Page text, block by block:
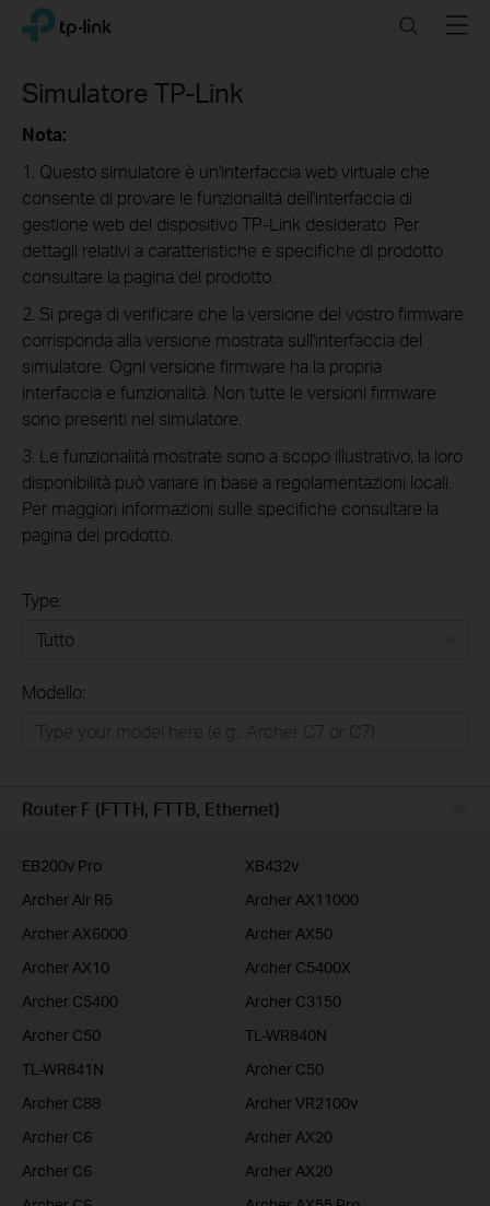
Click
navigation
TP-Link, Reliably Smart SearchMenu
Simulatore TP-Link
Nota:
1. Questo simulatore è un'interfaccia web virtuale che
consente di provare le funzionalità dell'interfaccia di
gestione web del dispositivo TP-Link desiderato. Per
dettagli relativi a caratteristiche e specifiche di prodotto
consultare la pagina del prodotto.
2. Si prega di verificare che la versione del vostro firmware
corrisponda alla versione mostrata sull'interfaccia del
simulatore. Ogni versione firmware ha la propria
interfaccia e funzionalità. Non tutte le versioni firmware
sono presenti nel simulatore.
3. Le funzionalità mostrate sono a scopo illustrativo, la loro
disponibilità può variare in base a regolamentazioni locali.
Per maggiori informazioni sulle specifiche consultare la
pagina del prodotto.
Type:
Business
Modello:
Router F (FTTH, FTTB, Ethernet)
EB200v Pro
XB432v
Archer Air R5
Archer AX11000
Archer AX6000
Archer AX50
Archer AX10
Archer C5400X
Archer C5400
Archer C3150
Archer C50
TL-WR840N
TL-WR841N
Archer C50
Archer C88
Archer VR2100v
Archer C6
Archer AX20
Archer C6
Archer AX20